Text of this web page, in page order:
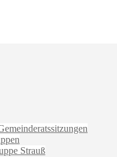
Strauß